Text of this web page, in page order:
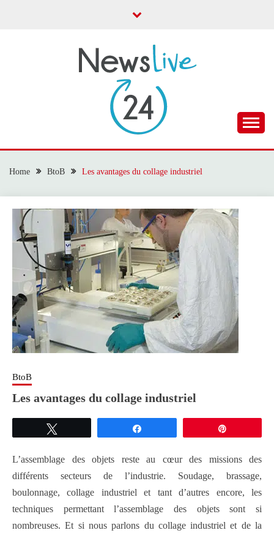
NEWS LIVE 24
Home BtoB Les avantages du collage industriel
BtoB
Les avantages du collage industriel
L’assemblage des objets reste au cœur des missions des
différents secteurs de l’industrie. Soudage, brassage,
boulonnage, collage industriel et tant d’autres encore, les
techniques permettant l’assemblage des objets sont si
nombreuses. Et si nous parlons du collage industriel et de la